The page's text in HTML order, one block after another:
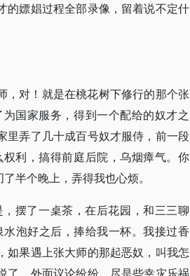
的嫖娼过程全部录像，留着说不定什
对！就是在桃花树下修行的那个张
国家服务，得到一个配给的奴才之
里弄了几十成百号奴才服侍，前一段
利，搞得前庭后院，乌烟瘴气。你
半个晚上，弄得我也心烦。
摆了一桌茶，在后花园，和三三聊
泡好之后，捧给我一杯。我接过香
如果遇上张大师的那起恶奴，叫我怎